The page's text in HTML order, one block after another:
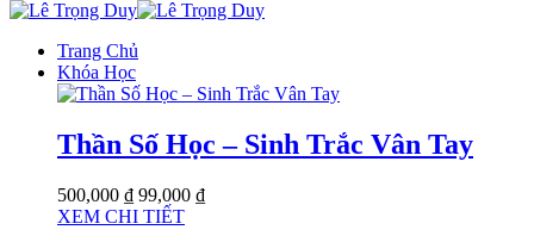
Trang Chủ
Khóa Học
Thần Số Học – Sinh Trắc Vân Tay
500,000 ₫ 99,000 ₫
XEM CHI TIẾT